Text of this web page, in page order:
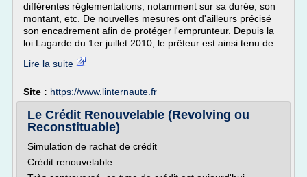
différentes réglementations, notamment sur sa durée, son
montant, etc. De nouvelles mesures ont d'ailleurs précisé
son encadrement afin de protéger l'emprunteur. Depuis la
loi Lagarde du 1er juillet 2010, le prêteur est ainsi tenu de...
Lire la suite
Site : https://www.linternaute.fr
Le Crédit Renouvelable (Revolving ou
Reconstituable)
Simulation de rachat de crédit
Crédit renouvelable